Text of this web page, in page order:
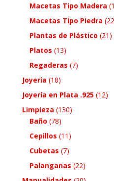
Macetas Tipo Madera
Macetas Tipo Piedra
Plantas de Plástico (21)
Platos (13)
Regaderas (7)
Joyeria (18)
Joyería en Plata .925 (12)
Limpieza (130)
Baño (78)
Cepillos (11)
Cubetas (7)
Palanganas (22)